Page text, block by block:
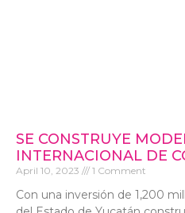
SE CONSTRUYE
INTERNACIONAL DE
April 10, 2023 1 Comment
Con una inversión de 1,200